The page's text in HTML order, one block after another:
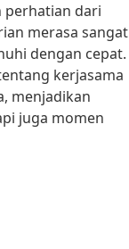
perhatian dari
merasa sangat
dengan cepat.
kerjasama
menjadikan
juga momen